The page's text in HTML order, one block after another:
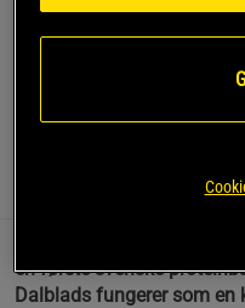
Den første svenske
Dalblads fungerer som en
Anmeldelser
en første svenske
Dalblads fungerer som